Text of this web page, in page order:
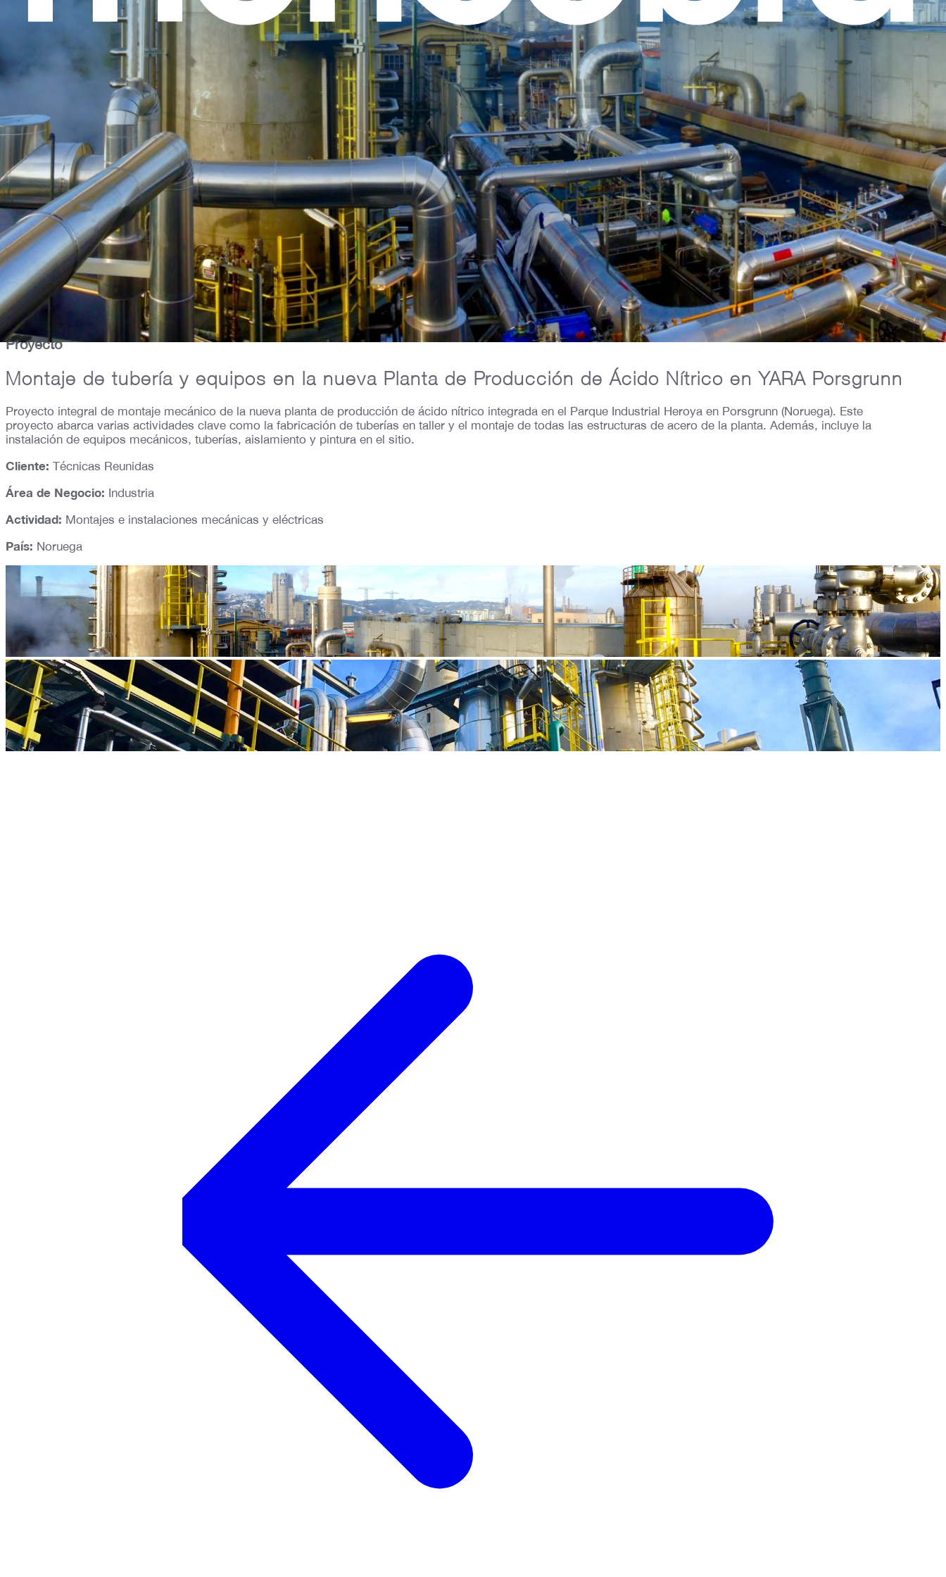
Proyecto
Montaje de tubería y equipos en la nueva Planta de Producción de Ácido Nítrico en YARA Porsgrunn
Proyecto integral de montaje mecánico de la nueva planta de producción de ácido nítrico integrada en el Parque Industrial Heroya en Porsgrunn (Noruega). Este
proyecto abarca varias actividades clave como la fabricación de tuberías en taller y el montaje de todas las estructuras de acero de la planta. Además, incluye la
instalación de equipos mecánicos, tuberías, aislamiento y pintura en el sitio.
Cliente: Técnicas Reunidas
Área de Negocio: Industria
Actividad: Montajes e instalaciones mecánicas y eléctricas
País: Noruega